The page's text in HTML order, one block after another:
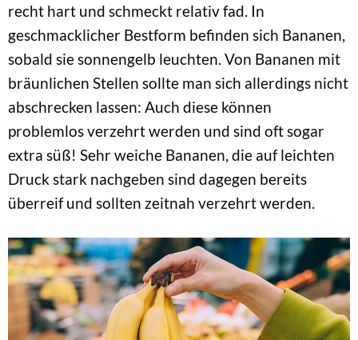
recht hart und schmeckt relativ fad. In
geschmacklicher Bestform befinden sich Bananen,
sobald sie sonnengelb leuchten. Von Bananen mit
bräunlichen Stellen sollte man sich allerdings nicht
abschrecken lassen: Auch diese können
problemlos verzehrt werden und sind oft sogar
extra süß! Sehr weiche Bananen, die auf leichten
Druck stark nachgeben sind dagegen bereits
überreif und sollten zeitnah verzehrt werden.